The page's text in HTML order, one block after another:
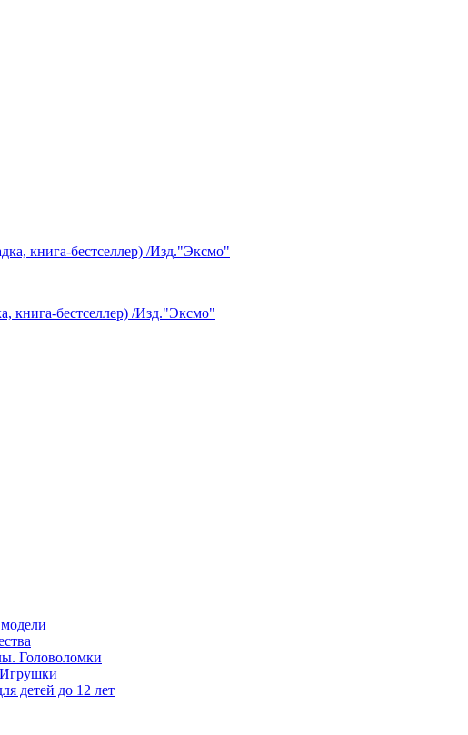
книга-бестселлер) /Изд."Эксмо"
Головоломки
Игрушки
детей до 12 лет